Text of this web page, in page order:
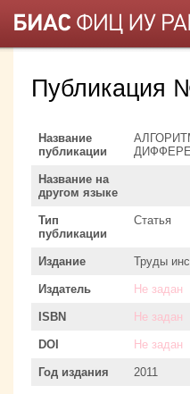
Публикация
Название
публикации
Название на
другом языке
Тип
публикации
Статья
Издание Труды
Издатель Не задан
ISBN Не задан
DOI Не задан
Год издания 2011